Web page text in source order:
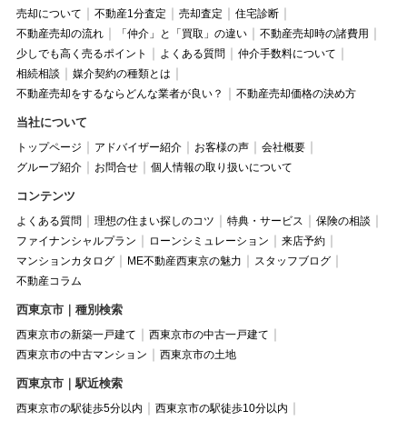
売却について 不動産1分査定 売却査定
住宅診断
不動産売却の流れ
「仲介」と「買取」の違い
不動産売却時の諸費用
少しでも高く売るポイント
よくある質問
仲介手数料について
相続相談
媒介契約の種類とは
不動産売却をするならどんな業者が良い？
不動産売却価格の決め方
当社について
トップページ アドバイザー紹介 お客様の声
会社概要
グループ紹介
お問合せ 個人情報の取り扱いについて
コンテンツ
よくある質問 理想の住まい探しのコツ 特典・サービス
保険の相談
ファイナンシャルプラン
ローンシミュレーション
来店予約
マンションカタログ
ME不動産西東京の魅力
スタッフブログ
不動産コラム
西東京市｜種別検索
西東京市の新築一戸建て
西東京市の中古一戸建て
西東京市の中古マンション
西東京市の土地
西東京市｜駅近検索
西東京市の駅徒歩5分以内
西東京市の駅徒歩10分以内